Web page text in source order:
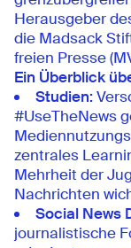
Herausgeber
die Madsack
freien Presse
Ein Überblick
Studien:
#UseTheNews
zentrales
Mehrheit der
Nachrichten
Social News
journalistische